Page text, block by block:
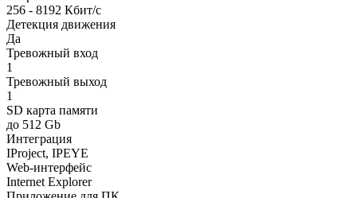
256 - 8192 Кбит/с
Детекция движения
Да
Тревожный вход
1
Тревожный выход
1
SD карта памяти
до 512 Gb
Интеграция
IProject, IPEYE
Web-интерфейс
Internet Explorer